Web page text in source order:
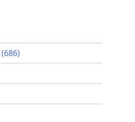
(686)